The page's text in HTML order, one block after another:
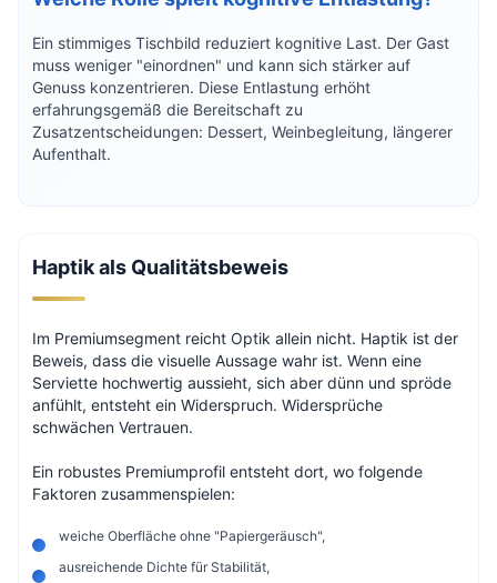
Ein stimmiges Tischbild reduziert kognitive Last. Der Gast
muss weniger "einordnen" und kann sich stärker auf
Genuss konzentrieren. Diese Entlastung erhöht
erfahrungsgemäß die Bereitschaft zu
Zusatzentscheidungen: Dessert, Weinbegleitung, längerer
Aufenthalt.
Haptik als Qualitätsbeweis
Im Premiumsegment reicht Optik allein nicht. Haptik ist der
Beweis, dass die visuelle Aussage wahr ist. Wenn eine
Serviette hochwertig aussieht, sich aber dünn und spröde
anfühlt, entsteht ein Widerspruch. Widersprüche
schwächen Vertrauen.
Ein robustes Premiumprofil entsteht dort, wo folgende
Faktoren zusammenspielen:
weiche Oberfläche ohne "Papiergeräusch",
ausreichende Dichte für Stabilität,